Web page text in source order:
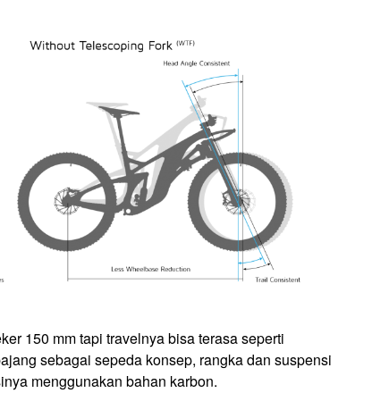
150 mm tapi travelnya bisa terasa seperti
sebagai sepeda konsep, rangka dan suspensi
menggunakan bahan karbon.